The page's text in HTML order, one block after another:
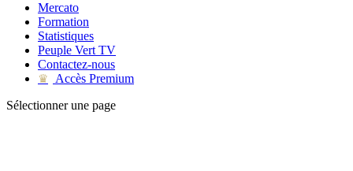
Mercato
Formation
Statistiques
Peuple Vert TV
Contactez-nous
♛
Accès Premium
Sélectionner une page